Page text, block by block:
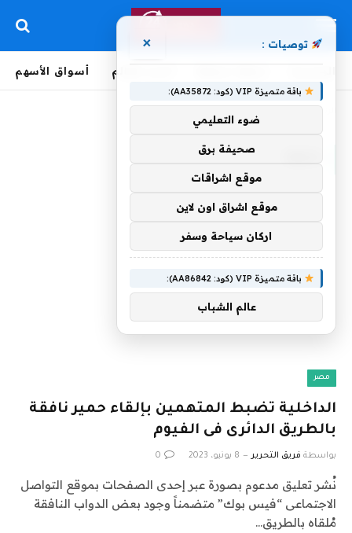
أخبار العالم أسواق الأسهم
نافقة
مصر
الداخلية تضبط المتهمين بإلقاء حمير نافقة
بالطريق الدائرى فى الفيوم
بواسطة فريق التحرير 8 يونيو، 2023 0
نُشر تعليق مدعوم بصورة عبر إحدى الصفحات بموقع التواصل
الاجتماعى “فيس بوك” متضمناً وجود بعض الدواب النافقة
مُلقاه بالطريق…
توصيات : ×
باقة متميزة VIP (كود: AA35872):
ضوء التعليمي
صحيفة برق
موقع اشراقات
موقع اشراق اون لاين
اركان سياحة وسفر
باقة متميزة VIP (كود: AA86842):
عالم الشباب